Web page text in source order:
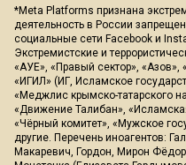
*Meta Platforms признана
деятельность в России
социальные сети Facebook и
Экстремистские и
«АУЕ», «Правый сектор», «Азов»,
«ИГИЛ» (ИГ, Исламское
«Меджлис крымско-татарского
«Движение Талибан»,
«Чёрный комитет», «Мужское
другие. Перечень иноагентов:
Макаревич, Гордон, Мирон